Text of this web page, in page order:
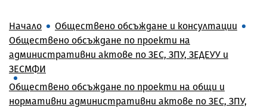
Начало
Обществено обсъждане и консултации
Обществено обсъждане по проекти на
административни актове по ЗЕС, ЗПУ, ЗЕДЕУУ и
ЗЕСМФИ
Обществено обсъждане по проекти на общи и
нормативни административни актове по ЗЕС, ЗПУ,